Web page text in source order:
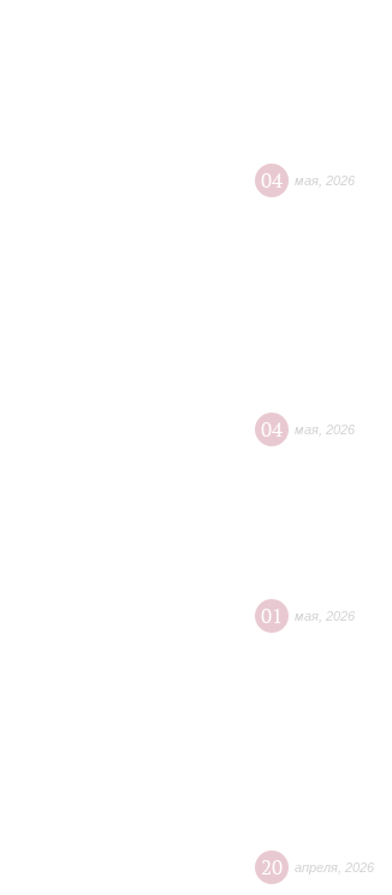
04 мая 2026
04 мая 2026
01 мая 2026
20 апреля 2026